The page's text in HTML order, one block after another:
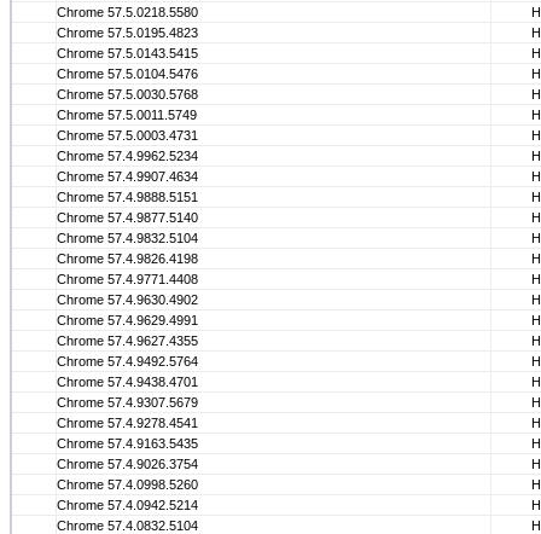
Chrome 57.5.0218.5580
Chrome 57.5.0195.4823
Chrome 57.5.0143.5415
Chrome 57.5.0104.5476
Chrome 57.5.0030.5768
Chrome 57.5.0011.5749
Chrome 57.5.0003.4731
Chrome 57.4.9962.5234
Chrome 57.4.9907.4634
Chrome 57.4.9888.5151
Chrome 57.4.9877.5140
Chrome 57.4.9832.5104
Chrome 57.4.9826.4198
Chrome 57.4.9771.4408
Chrome 57.4.9630.4902
Chrome 57.4.9629.4991
Chrome 57.4.9627.4355
Chrome 57.4.9492.5764
Chrome 57.4.9438.4701
Chrome 57.4.9307.5679
Chrome 57.4.9278.4541
Chrome 57.4.9163.5435
Chrome 57.4.9026.3754
Chrome 57.4.0998.5260
Chrome 57.4.0942.5214
Chrome 57.4.0832.5104